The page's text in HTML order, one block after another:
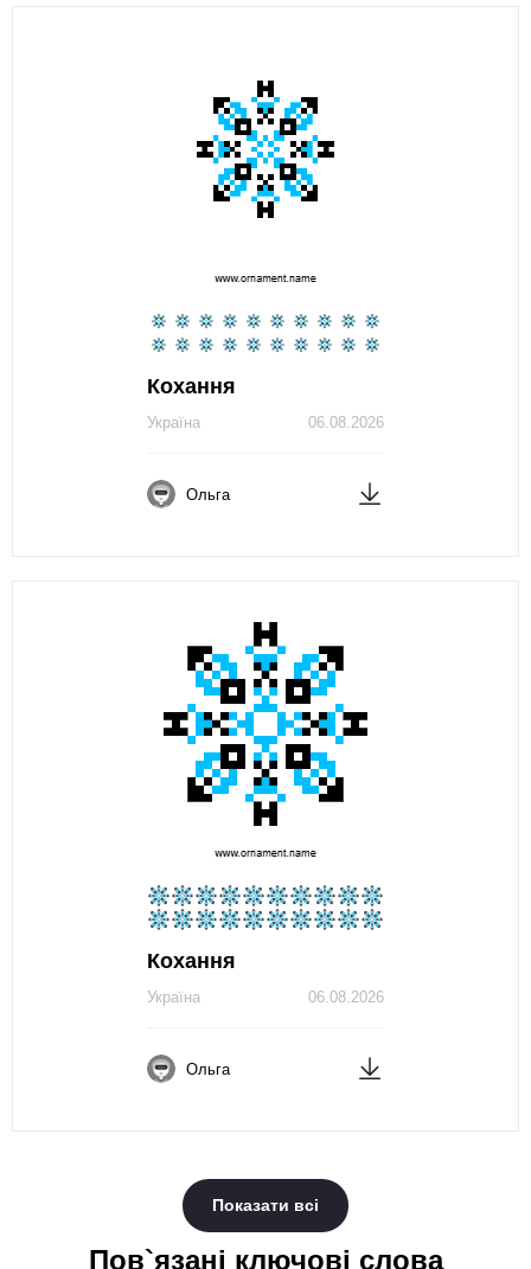
Кохання
06.08.2026
Україна
Ольга
Кохання
06.08.2026
Україна
Ольга
Показати всі
Пов`язані ключові слова